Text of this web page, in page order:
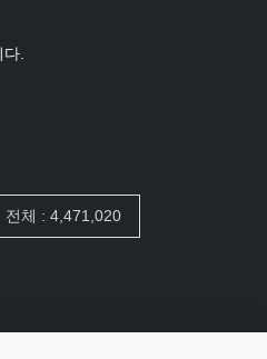
.
전체 : 4,471,020